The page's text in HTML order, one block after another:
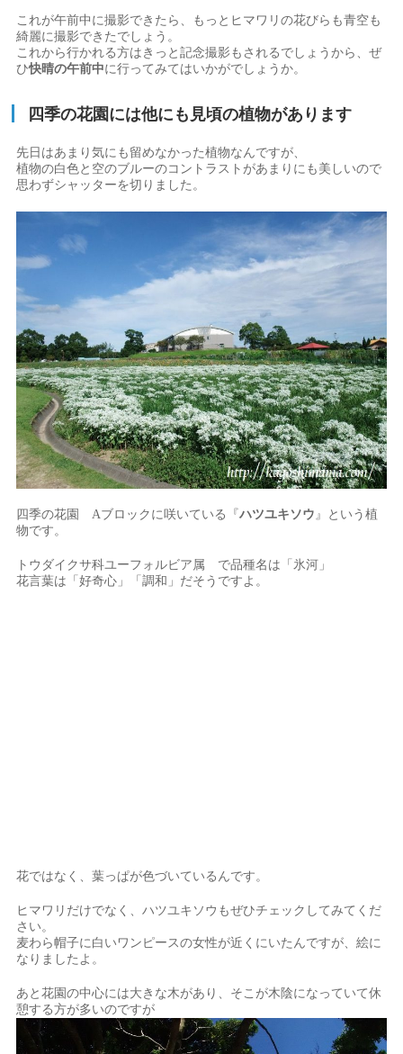
これが午前中に撮影できたら、もっとヒマワリの花びらも青空も
綺麗に撮影できたでしょう。
これから行かれる方はきっと記念撮影もされるでしょうから、ぜ
ひ快晴の午前中に行ってみてはいかがでしょうか。
四季の花園には他にも見頃の植物があります
先日はあまり気にも留めなかった植物なんですが、
植物の白色と空のブルーのコントラストがあまりにも美しいので
思わずシャッターを切りました。
四季の花園 Aブロックに咲いている『ハツユキソウ 』という植
物です。
トウダイクサ科ユーフォルビア属 で品種名は「氷河」
花言葉は「好奇心」「調和」だそうですよ。
花ではなく、葉っぱが色づいているんです。
ヒマワリだけでなく、ハツユキソウもぜひチェックしてみてくだ
さい。
麦わら帽子に白いワンピースの女性が近くにいたんですが、絵に
なりましたよ。
あと花園の中心には大きな木があり、そこが木陰になっていて休
憩する方が多いのですが